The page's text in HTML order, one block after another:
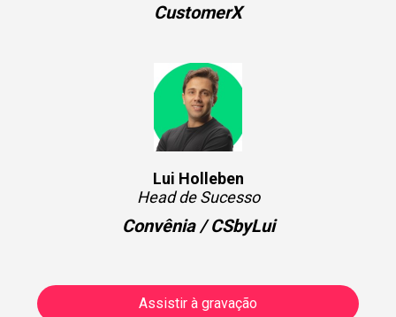
CustomerX
Lui Holleben
Head de Sucesso
Convênia / CSbyLui
Assistir à gravação